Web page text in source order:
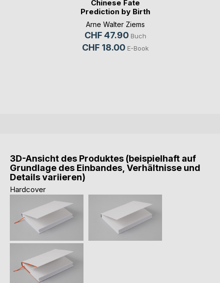
Chinese Fate
Prediction by Birth
H(...)
Arne Walter Ziems
CHF 47.90 Buch
CHF 18.00 E-Book
3D-Ansicht des Produktes (beispielhaft auf
Grundlage des Einbandes, Verhältnisse und
Details variieren)
Hardcover